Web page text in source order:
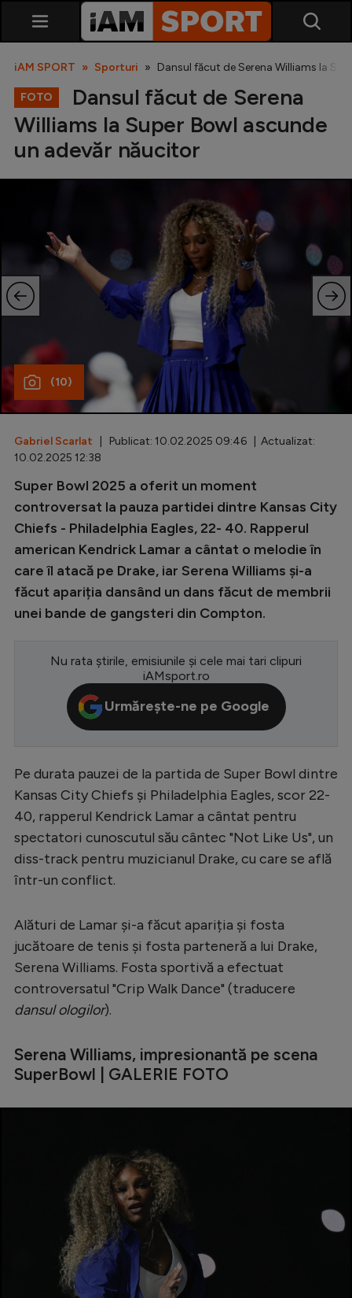
Cupa României
Echipa Națională
Fotbal feminin
Special
Diverse
Inedit
Champions League
Europa League
Conference League
Premier League
LaLiga
Serie A
Campionate
Starurile fotbalului
EURO 2024
Clasamente
Tenis
Handbal
Natație
Auto
Rugby
Ciclism
Alte sporturi
JO 2024
iAM SPORT Sporturi Dansul făcut de Serena Williams la
FOTO
Dansul făcut de Serena
Williams la Super Bowl ascunde
un adevăr năucitor
(10)
Gabriel Scarlat | Publicat: 10.02.2025 09:46 | Actualizat:
10.02.2025 12:38
Super Bowl 2025 a oferit un moment
controversat la pauza partidei dintre Kansas City
Chiefs - Philadelphia Eagles, 22- 40. Rapperul
american Kendrick Lamar a cântat o melodie în
care îl atacă pe Drake, iar Serena Williams și-a
făcut apariția dansând un dans făcut de membrii
unei bande de gangsteri din Compton.
Nu rata știrile, emisiunile și cele mai tari clipuri
iAMsport.ro
Urmărește-ne pe Google
Pe durata pauzei de la partida de Super Bowl dintre
Kansas City Chiefs și Philadelphia Eagles, scor 22-
40, rapperul Kendrick Lamar a cântat pentru
spectatori cunoscutul său cântec "Not Like Us", un
diss-track pentru muzicianul Drake, cu care se află
într-un conflict.
Alături de Lamar și-a făcut apariția și fosta
jucătoare de tenis și fosta parteneră a lui Drake,
Serena Williams. Fosta sportivă a efectuat
controversatul "Crip Walk Dance" (traducere
dansul ologilor).
Serena Williams, impresionantă pe scena
SuperBowl | GALERIE FOTO